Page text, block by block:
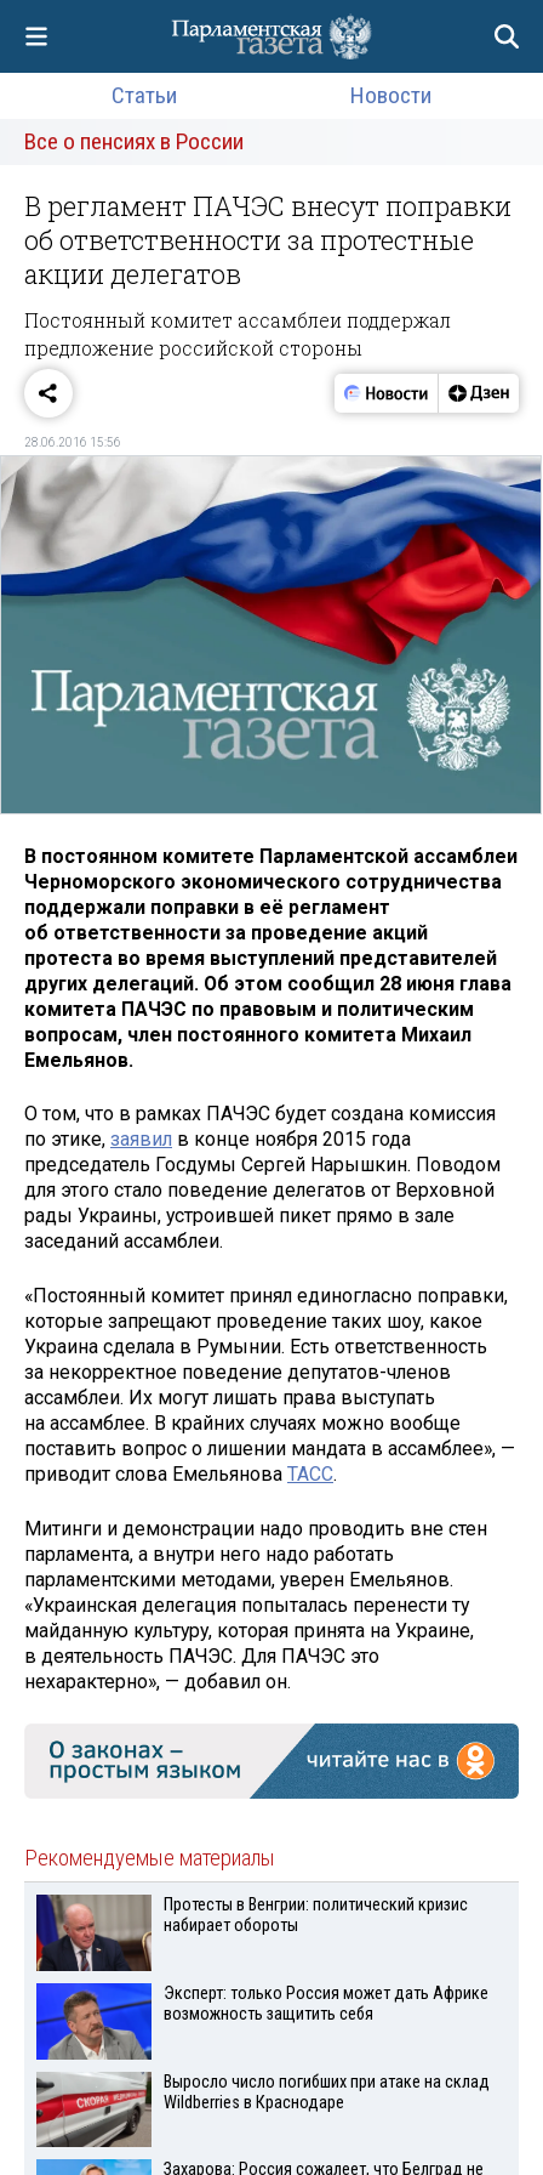
Статьи
Новости
Все о пенсиях в России
В регламент ПАЧЭС внесут поправки
об ответственности за протестные
акции делегатов
Постоянный комитет ассамблеи поддержал
предложение российской стороны
28.06.2016 15:56
В постоянном комитете Парламентской ассамблеи
Черноморского экономического сотрудничества
поддержали поправки в её регламент
об ответственности за проведение акций
протеста во время выступлений представителей
других делегаций. Об этом сообщил 28 июня глава
комитета ПАЧЭС по правовым и политическим
вопросам, член постоянного комитета Михаил
Емельянов.
О том, что в рамках ПАЧЭС будет создана комиссия
по этике, заявил в конце ноября 2015 года
председатель Госдумы Сергей Нарышкин. Поводом
для этого стало поведение делегатов от Верховной
рады Украины, устроившей пикет прямо в зале
заседаний ассамблеи.
«Постоянный комитет принял единогласно поправки,
которые запрещают проведение таких шоу, какое
Украина сделала в Румынии. Есть ответственность
за некорректное поведение депутатов-членов
ассамблеи. Их могут лишать права выступать
на ассамблее. В крайних случаях можно вообще
поставить вопрос о лишении мандата в ассамблее», —
приводит слова Емельянова ТАСС.
Митинги и демонстрации надо проводить вне стен
парламента, а внутри него надо работать
парламентскими методами, уверен Емельянов.
«Украинская делегация попыталась перенести ту
майданную культуру, которая принята на Украине,
в деятельность ПАЧЭС. Для ПАЧЭС это
нехарактерно», — добавил он.
Рекомендуемые материалы
Протесты в Венгрии: политический кризис
набирает обороты
Эксперт: только Россия может дать Африке
возможность защитить себя
Выросло число погибших при атаке на склад
Wildberries в Краснодаре
Захарова: Россия сожалеет, что Белград не